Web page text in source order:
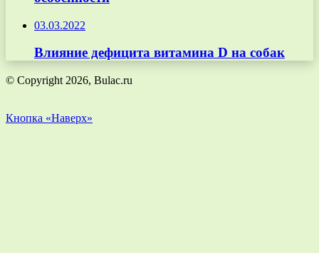
03.03.2022
Влияние дефицита витамина D на собак
© Copyright 2026, Bulac.ru
Кнопка «Наверх»